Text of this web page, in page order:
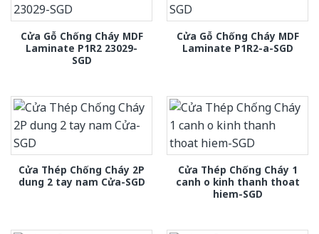
Cửa Gỗ Chống Cháy MDF
Laminate P1R2 23029-
SGD
Cửa Gỗ Chống Cháy MDF
Laminate P1R2-a-SGD
Cửa Thép Chống Cháy 2P
dung 2 tay nam Cửa-SGD
Cửa Thép Chống Cháy 1
canh o kinh thanh thoat
hiem-SGD